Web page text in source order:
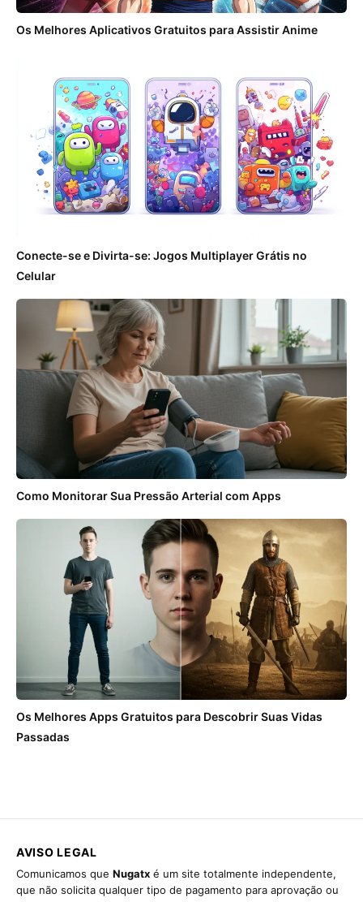
Os Melhores Aplicativos Gratuitos para Assistir Anime
Conecte-se e Divirta-se: Jogos Multiplayer Grátis no
Celular
Como Monitorar Sua Pressão Arterial com Apps
Os Melhores Apps Gratuitos para Descobrir Suas Vidas
Passadas
AVISO LEGAL
Comunicamos que Nugatx é um site totalmente independente,
que não solicita qualquer tipo de pagamento para aprovação ou